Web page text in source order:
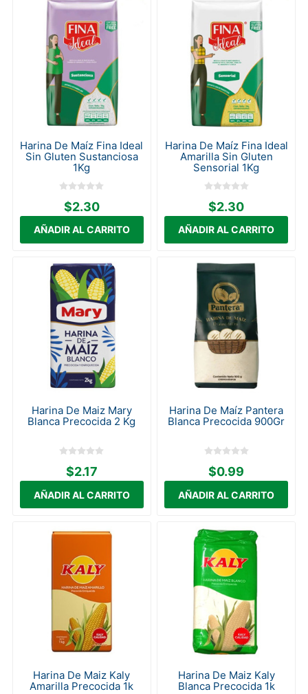
Harina De Maíz Fina Ideal
Sin Gluten Sustanciosa
1Kg
$2.30
Harina De Maíz Fina Ideal
Amarilla Sin Gluten
Sensorial 1Kg
$2.30
Harina De Maiz Mary
Blanca Precocida 2 Kg
$2.17
Harina De Maíz Pantera
Blanca Precocida 900Gr
$0.99
Harina De Maiz Kaly
Amarilla Precocida 1k
Harina De Maiz Kaly
Blanca Precocida 1k